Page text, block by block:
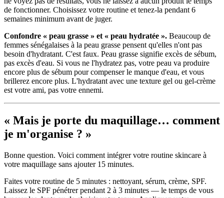
de fonctionner. Choisissez votre routine et tenez-la pendant 6
semaines minimum avant de juger.
Confondre « peau grasse » et « peau hydratée ». Beaucoup de
femmes sénégalaises à la peau grasse pensent qu'elles n'ont pas
besoin d'hydratant. C'est faux. Peau grasse signifie excès de sébum,
pas excès d'eau. Si vous ne l'hydratez pas, votre peau va produire
encore plus de sébum pour compenser le manque d'eau, et vous
brillerez encore plus. L'hydratant avec une texture gel ou gel-crème
est votre ami, pas votre ennemi.
« Mais je porte du maquillage… comment
je m'organise ? »
Bonne question. Voici comment intégrer votre routine skincare à
votre maquillage sans ajouter 15 minutes.
Faites votre routine de 5 minutes : nettoyant, sérum, crème, SPF.
Laissez le SPF pénétrer pendant 2 à 3 minutes — le temps de vous